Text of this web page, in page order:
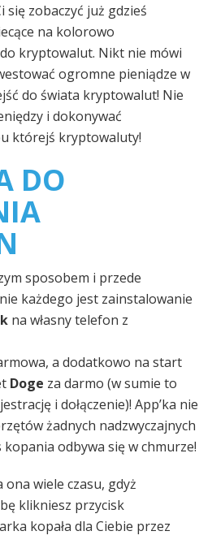
się zobaczyć już gdzieś
na kolorowo
kryptowalut. Nikt nie mówi
ogromne pieniądze w
do świata kryptowalut! Nie
i dokonywać
którejś kryptowaluty!
DO
sposobem i przede
każdego jest zainstalowanie
na własny telefon z
a dodatkowo na start
Doge za darmo (w sumie to
i dołączenie)! App’ka nie
żadnych nadzwyczajnych
odbywa się w chmurze!
wiele czasu, gdyż
klikniesz przycisk
kopała dla Ciebie przez